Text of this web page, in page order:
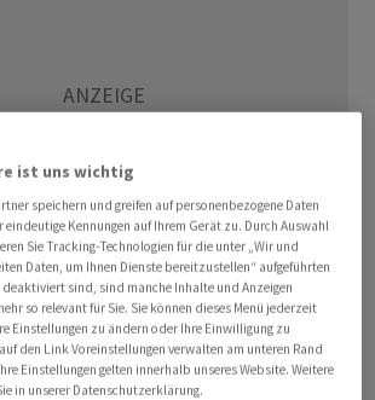
erweitert seine
MTU Maintenance Lease Service
geht es um agilere
ist uns wichtig
speichern und greifen auf personenbezogene Daten
Kennungen auf Ihrem Gerät zu. Durch Auswahl
Sie Tracking-Technologien für die unter „Wir und
Daten, um Ihnen Dienste bereitzustellen“ aufgeführten
deaktiviert sind, sind manche Inhalte und Anzeigen
so relevant für Sie. Sie können dieses Menü jederzeit
Einstellungen zu ändern oder Ihre Einwilligung zu
den Link Voreinstellungen verwalten am unteren Rand
Einstellungen gelten innerhalb unseres Website. Weitere
in unserer Datenschutzerklärung.